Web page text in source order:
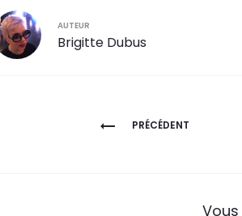
AUTEUR
Brigitte Dubus
PRÉCÉDENT